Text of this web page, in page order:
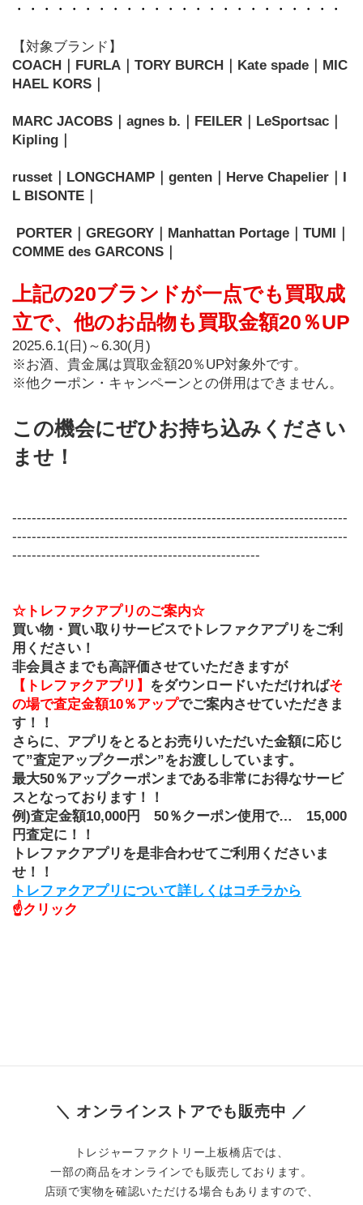
・・・・・・・・・・・・・・・・・・・・・・・・
【対象ブランド】
COACH｜FURLA｜TORY BURCH｜Kate spade｜MIC
HAEL KORS｜
MARC JACOBS｜agnes b.｜FEILER｜LeSportsac｜
Kipling｜
russet｜LONGCHAMP｜genten｜Herve Chapelier｜I
L BISONTE｜
COMME des GARCONS｜
上記の20ブランドが一点でも買取成
立で、他のお品物も買取金額20％UP
2025.6.1(日)～6.30(月)
※お酒、貴金属は買取金額20％UP対象外です。
※他クーポン・キャンペーンとの併用はできません。
この機会にぜひお持ち込みください
ませ！
---------------------------------------------------------------------
---------------------------------------------------------------------
---------------------------------------------------
☆トレファクアプリのご案内☆
買い物・買い取りサービスでトレファクアプリをご利
用ください！
非会員さまでも高評価させていただきますが
【トレファクアプリ】 をダウンロードいただければそ
の場で査定金額10％アップでご案内させていただきま
す！！
さらに、アプリをとるとお売りいただいた金額に応じ
て”査定アップクーポン”をお渡ししています。
最大50％アップクーポンまである非常にお得なサービ
スとなっております！！
例)査定金額10,000円　50％クーポン使用で…　15,000
円査定に！！
トレファクアプリを是非合わせてご利用くださいま
せ！！
トレファクアプリについて詳しくはコチラから
☝クリック
＼ オンラインストアでも販売中 ／
トレジャーファクトリー上板橋店では、
一部の商品をオンラインでも販売しております。
店頭で実物を確認いただける場合もありますので、